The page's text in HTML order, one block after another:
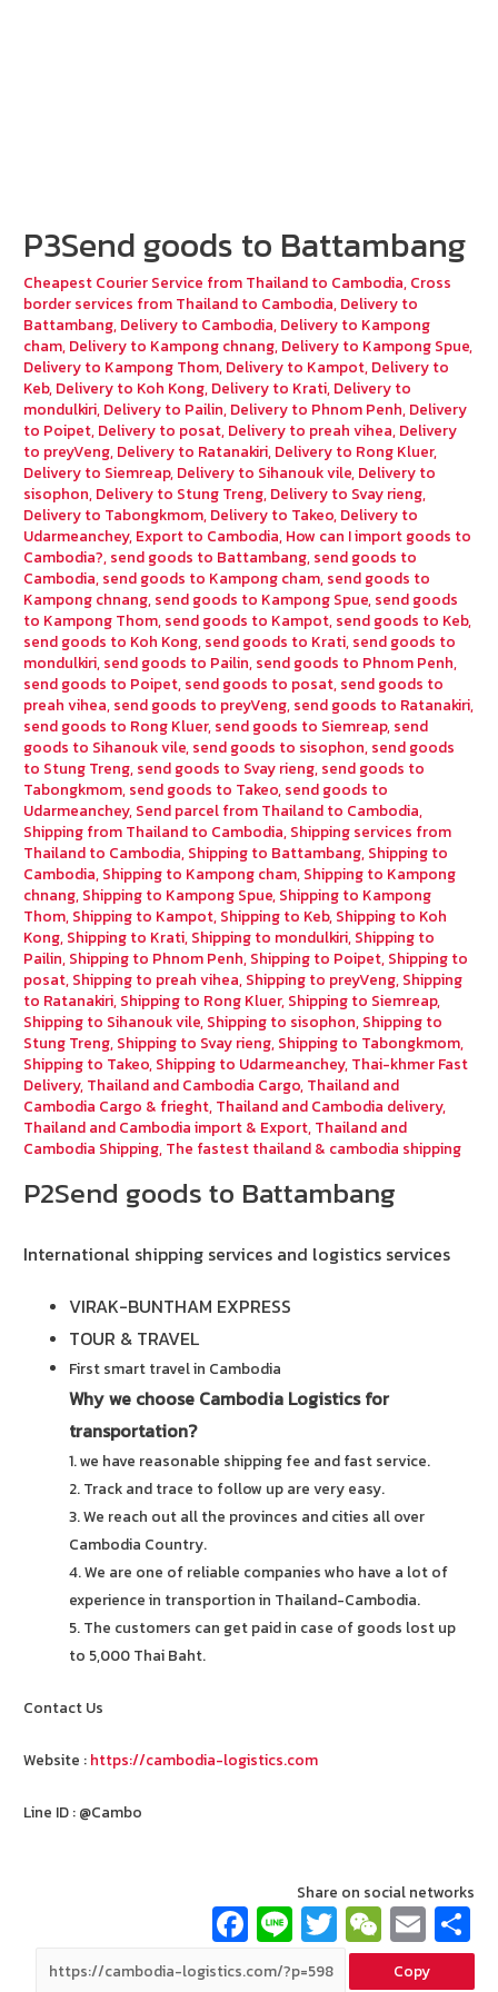
P3Send goods to Battambang
Cheapest Courier Service from Thailand to Cambodia, Cross
border services from Thailand to Cambodia, Delivery to
Battambang, Delivery to Cambodia, Delivery to Kampong
cham, Delivery to Kampong chnang, Delivery to Kampong Spue,
Delivery to Kampong Thom, Delivery to Kampot, Delivery to
Keb, Delivery to Koh Kong, Delivery to Krati, Delivery to
mondulkiri, Delivery to Pailin, Delivery to Phnom Penh, Delivery
to Poipet, Delivery to posat, Delivery to preah vihea, Delivery
to preyVeng, Delivery to Ratanakiri, Delivery to Rong Kluer,
Delivery to Siemreap, Delivery to Sihanouk vile, Delivery to
sisophon, Delivery to Stung Treng, Delivery to Svay rieng,
Delivery to Tabongkmom, Delivery to Takeo, Delivery to
Udarmeanchey, Export to Cambodia, How can I import goods to
Cambodia?, send goods to Battambang, send goods to
Cambodia, send goods to Kampong cham, send goods to
Kampong chnang, send goods to Kampong Spue, send goods
to Kampong Thom, send goods to Kampot, send goods to Keb,
send goods to Koh Kong, send goods to Krati, send goods to
mondulkiri, send goods to Pailin, send goods to Phnom Penh,
send goods to Poipet, send goods to posat, send goods to
preah vihea, send goods to preyVeng, send goods to Ratanakiri,
send goods to Rong Kluer, send goods to Siemreap, send
goods to Sihanouk vile, send goods to sisophon, send goods
to Stung Treng, send goods to Svay rieng, send goods to
Tabongkmom, send goods to Takeo, send goods to
Udarmeanchey, Send parcel from Thailand to Cambodia,
Shipping from Thailand to Cambodia, Shipping services from
Thailand to Cambodia, Shipping to Battambang, Shipping to
Cambodia, Shipping to Kampong cham, Shipping to Kampong
chnang, Shipping to Kampong Spue, Shipping to Kampong
Thom, Shipping to Kampot, Shipping to Keb, Shipping to Koh
Kong, Shipping to Krati, Shipping to mondulkiri, Shipping to
Pailin, Shipping to Phnom Penh, Shipping to Poipet, Shipping to
posat, Shipping to preah vihea, Shipping to preyVeng, Shipping
to Ratanakiri, Shipping to Rong Kluer, Shipping to Siemreap,
Shipping to Sihanouk vile, Shipping to sisophon, Shipping to
Stung Treng, Shipping to Svay rieng, Shipping to Tabongkmom,
Shipping to Takeo, Shipping to Udarmeanchey, Thai-khmer Fast
Delivery, Thailand and Cambodia Cargo, Thailand and
Cambodia Cargo & frieght, Thailand and Cambodia delivery,
Thailand and Cambodia import & Export, Thailand and
Cambodia Shipping, The fastest thailand & cambodia shipping
P2Send goods to Battambang
International shipping services and logistics services
VIRAK-BUNTHAM EXPRESS
TOUR & TRAVEL
First smart travel in Cambodia
Why we choose Cambodia Logistics for
transportation?
1. we have reasonable shipping fee and fast service.
2. Track and trace to follow up are very easy.
3. We reach out all the provinces and cities all over
Cambodia Country.
4. We are one of reliable companies who have a lot of
experience in transportion in Thailand-Cambodia.
5. The customers can get paid in case of goods lost up
to 5,000 Thai Baht.
Contact Us
Website : https://cambodia-logistics.com
Line ID : @Cambo
Share on social networks
Fa
ce
Li
n
T
wi
W
e
E
m
Copy